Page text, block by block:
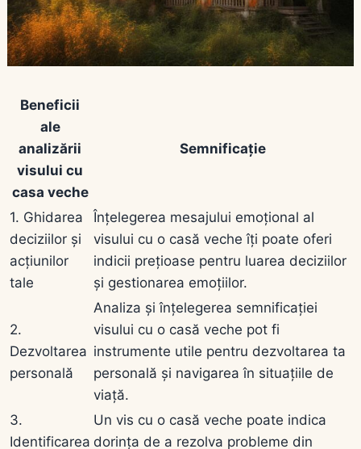
Beneficii
ale
analizării
visului cu
casa veche
Semnificație
1. Ghidarea
deciziilor și
acțiunilor
tale
Înțelegerea mesajului emoțional al
visului cu o casă veche îți poate oferi
indicii prețioase pentru luarea deciziilor
și gestionarea emoțiilor.
2.
Dezvoltarea
personală
Analiza și înțelegerea semnificației
visului cu o casă veche pot fi
instrumente utile pentru dezvoltarea ta
personală și navigarea în situațiile de
viață.
3.
Identificarea
Un vis cu o casă veche poate indica
dorința de a rezolva probleme din